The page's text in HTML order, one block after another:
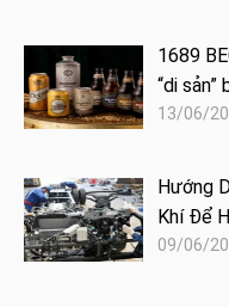
1689
“di
13/06/
Hướng
Khí Để
09/06/